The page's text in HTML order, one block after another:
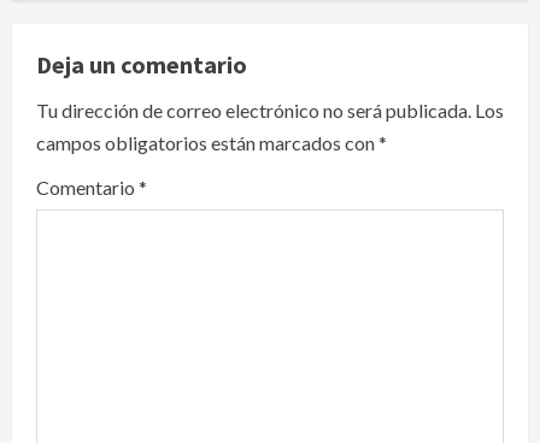
a
v
i
g
a
Deja un comentario
Tu dirección de correo electrónico no será publicada. Los
campos obligatorios están marcados con*
Comentario *